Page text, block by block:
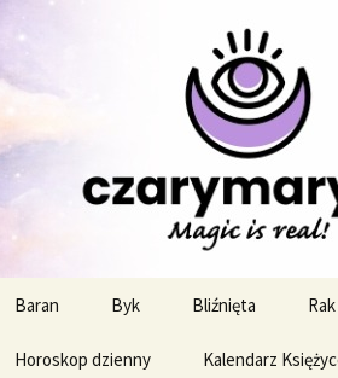
Profesjonalne
treści
Baran Byk Bliźnięta Rak
Horoskop dzienny Kalendarz